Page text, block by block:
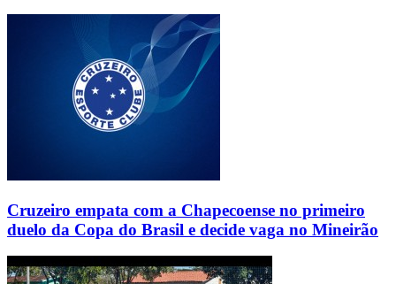
Cruzeiro empata com a Chapecoense no primeiro
duelo da Copa do Brasil e decide vaga no Mineirão